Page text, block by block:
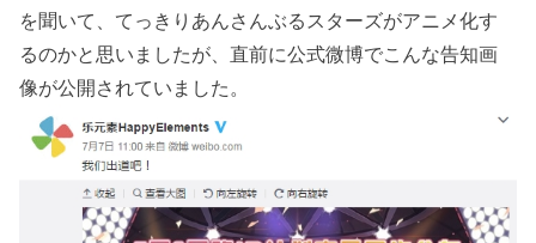
を聞いて、てっきりあんさんぶるスターズがアニメ化す
るのかと思いましたが、直前に公式微博でこんな告知画
像が公開されていました。